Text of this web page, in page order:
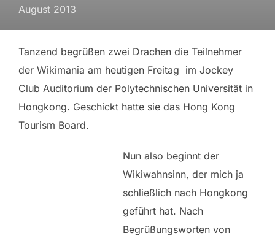
August 2013
Tanzend begrüßen zwei Drachen die Teilnehmer
der Wikimania am heutigen Freitag im Jockey
Club Auditorium der Polytechnischen Universität in
Hongkong. Geschickt hatte sie das Hong Kong
Tourism Board.
Nun also beginnt der
Wikiwahnsinn, der mich ja
schließlich nach Hongkong
geführt hat. Nach
Begrüßungsworten von